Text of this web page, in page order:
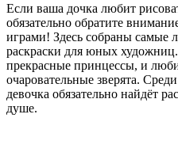
Если ваша дочка любит
обязательно обратите
играми! Здесь собраны самые
раскраски для юных
прекрасные принцессы, и
очаровательные зверята.
девочка обязательно найдёт
душе.